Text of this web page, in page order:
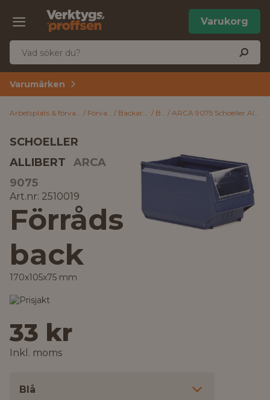
Varukorg
Varumärken
Arbetsplats & förvaring Förvaring Backar & lådor Backar ARCA 9075 Schoeller Allibert Förrådsback 170x105x75 mm Blå
SCHOELLER
ALLIBERT
ARCA
9075
Art.nr: 2510019
Förråds
back
170x105x75 mm
33 kr
Inkl. moms
Blå